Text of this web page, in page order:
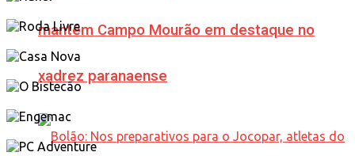
mantém Campo Mourão em destaque no
xadrez paranaense